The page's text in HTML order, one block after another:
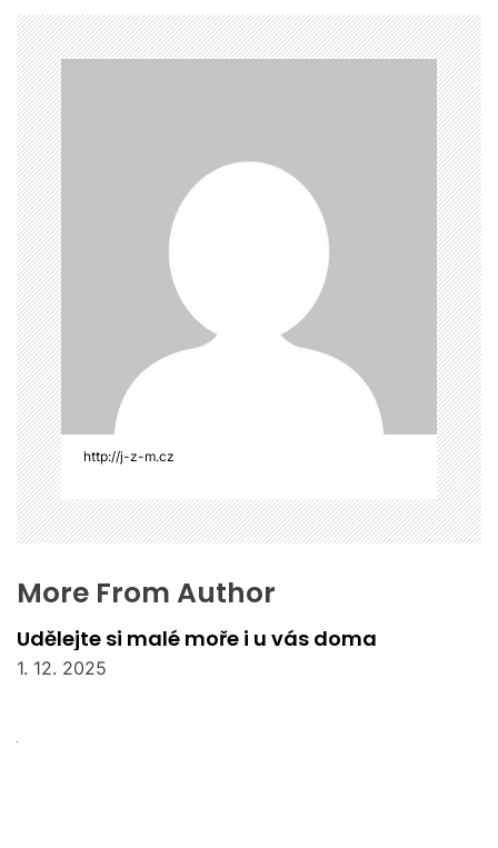
i
g
a
c
e
p
r
o
p
ř
í
s
p
ě
v
e
k http://j-z-m.cz
More From Author
Udělejte si malé moře i u vás doma
1. 12. 2025